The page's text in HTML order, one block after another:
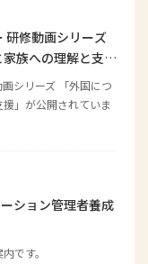
家族への理解と支
シリーズ 「外国につ
」が公開されていま
ション管理者養成
です。